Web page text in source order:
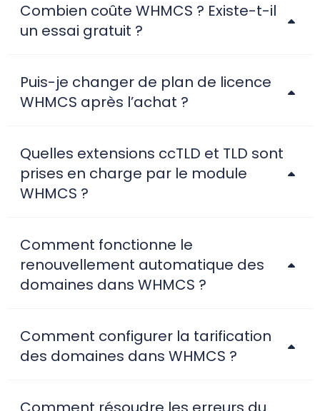
Combien coûte WHMCS ? Existe-t-il
un essai gratuit ?
Puis-je changer de plan de licence
WHMCS après l’achat ?
Quelles extensions ccTLD et TLD sont
prises en charge par le module
WHMCS ?
Comment fonctionne le
renouvellement automatique des
domaines dans WHMCS ?
Comment configurer la tarification
des domaines dans WHMCS ?